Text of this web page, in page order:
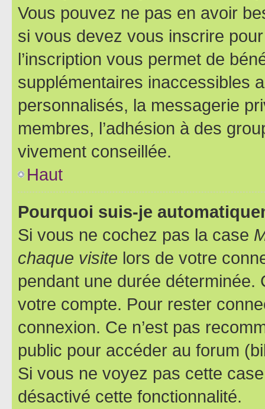
Vous pouvez ne pas en avoir
si vous devez vous inscrire
l’inscription vous permet de
supplémentaires inaccessibles
personnalisés, la messagerie
membres, l’adhésion à des
vivement conseillée.
Haut
Pourquoi suis-je
Si vous ne cochez pas la case
chaque visite lors de votre
pendant une durée déterminée.
votre compte. Pour rester
connexion. Ce n’est pas
public pour accéder au forum
Si vous ne voyez pas cette
désactivé cette fonctionnalité.